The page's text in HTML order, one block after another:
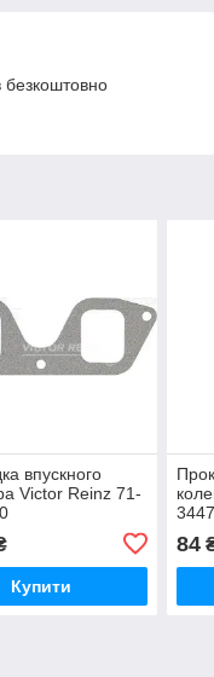
безкоштовно
впускного
Victor Reinz 71-
Купити
84